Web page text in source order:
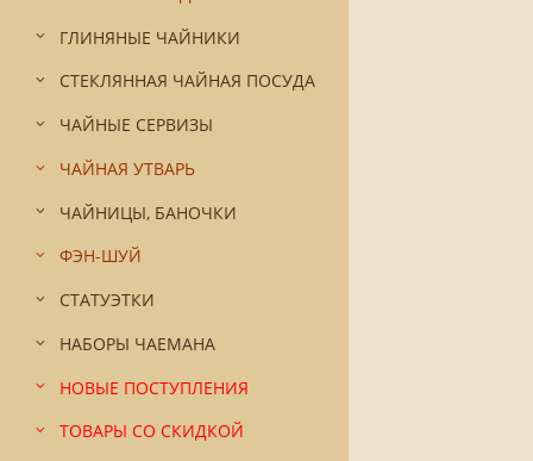
ГЛИНЯНЫЕ ЧАЙНИКИ
СТЕКЛЯННАЯ ЧАЙНАЯ ПОСУДА
ЧАЙНЫЕ СЕРВИЗЫ
ЧАЙНАЯ УТВАРЬ
ЧАЙНИЦЫ, БАНОЧКИ
ФЭН-ШУЙ
СТАТУЭТКИ
НАБОРЫ ЧАЕМАНА
НОВЫЕ ПОСТУПЛЕНИЯ
ТОВАРЫ СО СКИДКОЙ